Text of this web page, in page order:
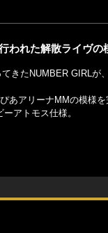
われた解散ライヴの
きたNUMBER GIRLが
あアリーナMMの模様を
アトモス仕様。